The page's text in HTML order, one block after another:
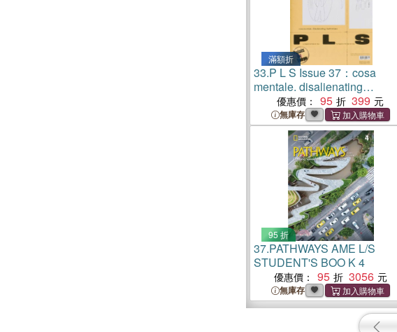
滿額折
33.P L S Issue 37：cosa
mentale. disalienating
institutions
優惠價： 95 399
無庫存
95 折
37.PATHWAYS AME L/S
STUDENT'S BOO K 4
優惠價： 95 3056
無庫存